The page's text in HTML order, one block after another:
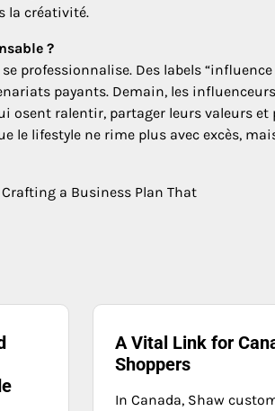
la créativité.
?
professionnalise. Des labels
payants. Demain, les
osent ralentir, partager leurs valeurs
le lifestyle ne rime plus avec excès,
a Business Plan That
A Vital Link for
Shoppers
In Canada, Shaw